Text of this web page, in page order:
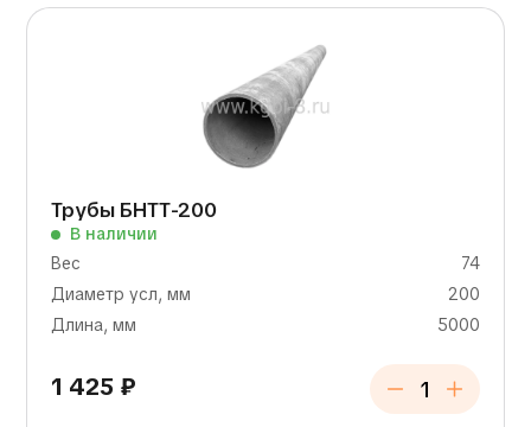
Трубы БНТТ-200
В наличии
Вес
74
Диаметр усл, мм
200
Длина, мм
5000
1 425 ₽